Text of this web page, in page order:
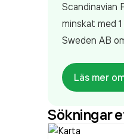
Scandinavian
minskat med
Sweden AB
Läs mer
Sökningar